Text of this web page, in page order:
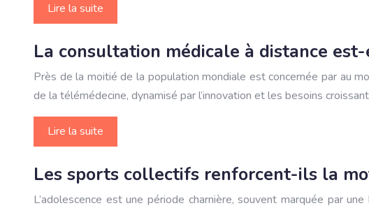
Lire la suite
La consultation médicale à distance
Près de la moitié de la population mondiale est concernée par au
de la télémédecine, dynamisé par l’innovation et les besoins
Lire la suite
Les sports collectifs renforcent-ils la
L’adolescence est une période charnière, souvent marquée par